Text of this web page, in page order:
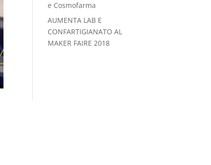
e Cosmofarma
AUMENTA LAB E
CONFARTIGIANATO AL
MAKER FAIRE 2018